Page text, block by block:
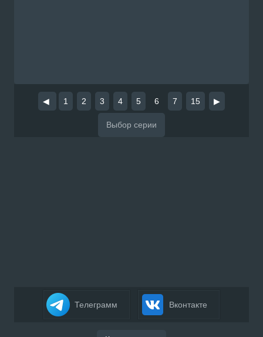
◀ 1 2 3 4 5 6 7 15 ▶
Телеграмм Вконтакте